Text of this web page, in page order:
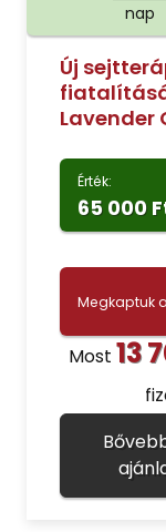
nap
Új
Lavender
Érték:
65 000
Megkaptuk
Most 13